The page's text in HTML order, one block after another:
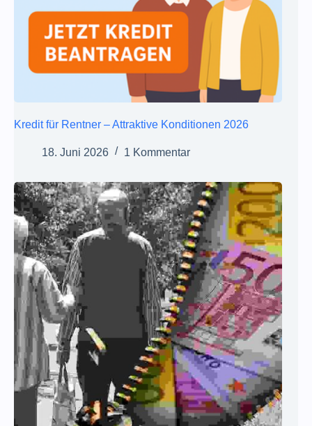
Kredit für Rentner – Attraktive Konditionen 2026
18. Juni 2026 1 Kommentar